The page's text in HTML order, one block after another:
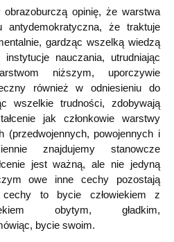
obrazoburczą opinię, że warstwa
że traktuje
gardząc wszelką wiedzą
nauczania, utrudniając
niższym, uporczywie
również w odniesieniu do
wszelkie trudności, zdobywają
jak członkowie warstwy
(przedwojennych, powojennych i
znajdujemy stanowcze
jest ważną, ale nie jedyną
owe inne cechy pozostają
cechy to bycie człowiekiem z
obytym, gładkim,
bycie swoim.